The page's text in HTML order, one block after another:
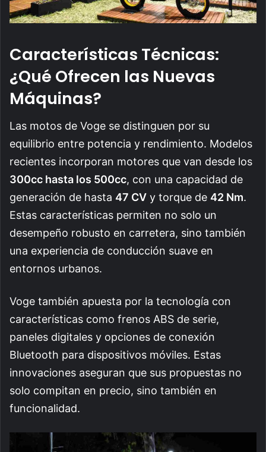
Características Técnicas:
¿Qué Ofrecen las Nuevas
Máquinas?
Las motos de Voge se distinguen por su
equilibrio entre potencia y rendimiento. Modelos
recientes incorporan motores que van desde los
300cc hasta los 500cc, con una capacidad de
generación de hasta 47 CV y torque de 42 Nm.
Estas características permiten no solo un
desempeño robusto en carretera, sino también
una experiencia de conducción suave en
entornos urbanos.
Voge también apuesta por la tecnología con
características como frenos ABS de serie,
paneles digitales y opciones de conexión
Bluetooth para dispositivos móviles. Estas
innovaciones aseguran que sus propuestas no
solo compitan en precio, sino también en
funcionalidad.